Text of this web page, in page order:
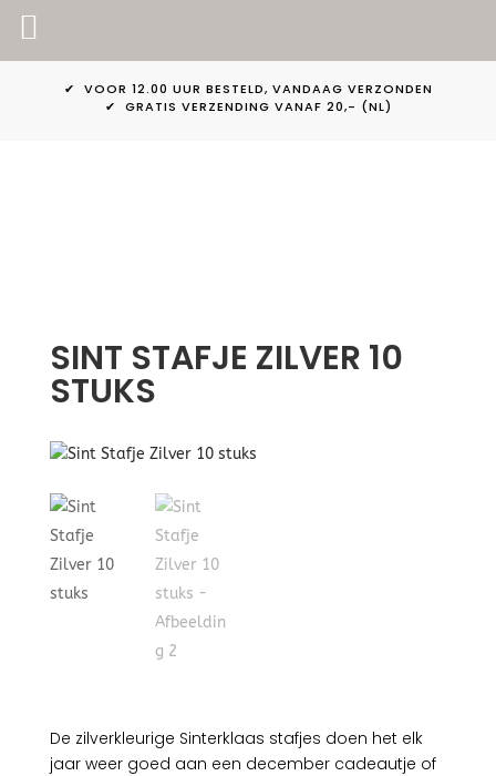
✔ VOOR 12.00 UUR BESTELD, VANDAAG VERZONDEN
✔ GRATIS VERZENDING VANAF 20,- (NL)
SINT STAFJE ZILVER 10
STUKS
De zilverkleurige Sinterklaas stafjes doen het elk
jaar weer goed aan een december cadeautje of